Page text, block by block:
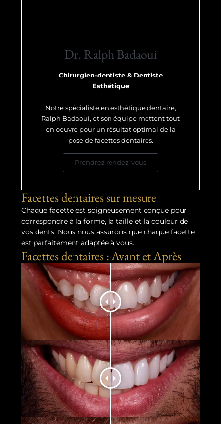
Dr. Ralph Badaoui
Chirurgien-dentiste & Dentiste
Esthétique
Notre spécialiste en esthétique dentaire,
Ralph Badaoui, et son équipe mettent tout
en oeuvre pour un résultat optimal de la
pose de facettes dentaires.
Prendrez rendez-vous
Facettes dentaires sur mesure
Chaque facette est soigneusement conçue pour
correspondre à la forme, la taille et la couleur de
vos dents. Nous nous assurons que chaque facette
est parfaitement adaptée à vous.
Facettes dentaires : Avant et Après